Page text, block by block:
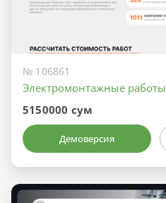
№ 106861
Электромонтажные работы
5150000 сум
Демоверсия